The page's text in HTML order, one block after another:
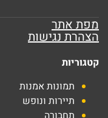
מפת אתר
הצהרת נגישות
קטגוריות
תמונות אמנות
תיירות ונופש